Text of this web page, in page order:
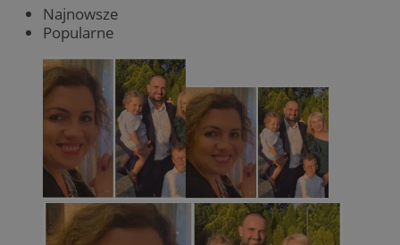
Najnowsze
Popularne